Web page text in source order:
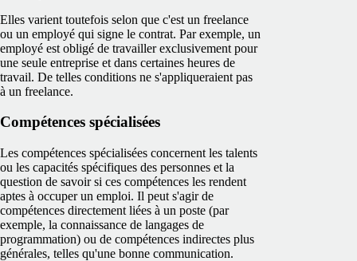
Elles varient toutefois selon que c'est un freelance
ou un employé qui signe le contrat. Par exemple, un
employé est obligé de travailler exclusivement pour
une seule entreprise et dans certaines heures de
travail. De telles conditions ne s'appliqueraient pas
à un freelance.
Compétences spécialisées
Les compétences spécialisées concernent les talents
ou les capacités spécifiques des personnes et la
question de savoir si ces compétences les rendent
aptes à occuper un emploi. Il peut s'agir de
compétences directement liées à un poste (par
exemple, la connaissance de langages de
programmation) ou de compétences indirectes plus
générales, telles qu'une bonne communication.